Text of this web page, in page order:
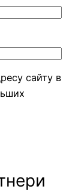
сайту в